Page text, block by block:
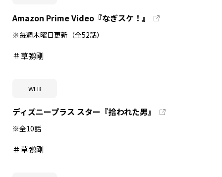
Amazon Prime Video『なぎスケ！』
※毎週木曜日更新（全52話）
＃草彅剛
WEB
ディズニープラス スター『拾われた男』
※全10話
＃草彅剛